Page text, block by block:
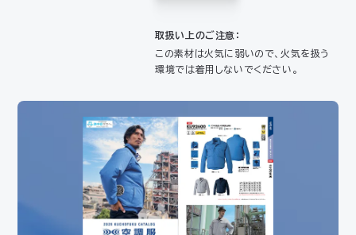
取扱い上のご注意：
この素材は火気に弱いので、火気を扱う
環境では着用しないでください。